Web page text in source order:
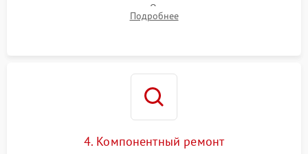
электромагнитного привода. Очистка оптических элементов
от пыли, следов влаги и грибка спецрастворами без
Подробнее
4. Компонентный ремонт